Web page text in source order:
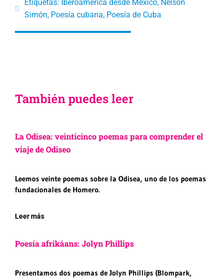
Etiquetas: Iberoamérica desde México, Nelson
Simón, Poesía cubana, Poesía de Cuba
También puedes leer
La Odisea: veinticinco poemas para comprender el
viaje de Odiseo
Leemos veinte poemas sobre la Odisea, uno de los poemas
fundacionales de Homero.
Leer más
Poesía afrikáans: Jolyn Phillips
Presentamos dos poemas de Jolyn Phillips (Blompark,